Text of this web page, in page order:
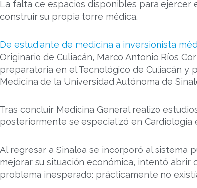
La falta de espacios disponibles para
construir su propia torre médica.
De estudiante de medicina a inversionista
Originario de Culiacán, Marco Antonio Ríos
preparatoria en el Tecnológico de Culiacán y
Medicina de la Universidad Autónoma de
Tras concluir Medicina General realizó
posteriormente se especializó en Cardiología
Al regresar a Sinaloa se incorporó al sistema
mejorar su situación económica, intentó abrir
problema inesperado: prácticamente no